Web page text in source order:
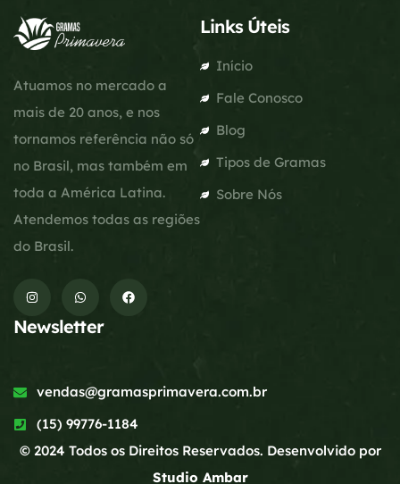
Atuamos no mercado a
mais de 20 anos, e nos
tornamos referência não só
no Brasil, mas também em
toda a América Latina.
Atendemos todas as regiões
do Brasil.
Links Úteis
Início
Fale Conosco
Blog
Tipos de Gramas
Sobre Nós
Newsletter
vendas@gramasprimavera.com.br
(15) 99776-1184
© 2024 Todos os Direitos Reservados. Desenvolvido por
Studio Ambar